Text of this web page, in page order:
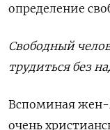
определение
Свободный
трудиться без
Вспоминая
очень